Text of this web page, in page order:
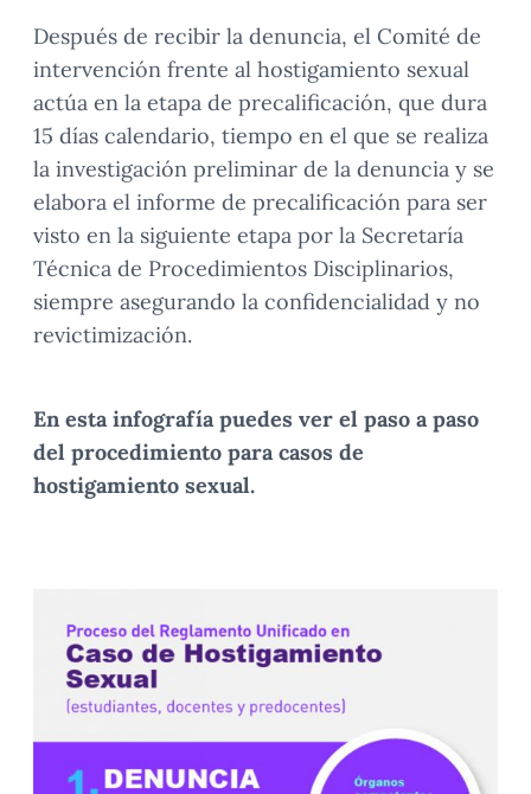
Después de recibir la denuncia, el Comité de
intervención frente al hostigamiento sexual
actúa en la etapa de precalificación, que dura
15 días calendario, tiempo en el que se realiza
la investigación preliminar de la denuncia y se
elabora el informe de precalificación para ser
visto en la siguiente etapa por la Secretaría
Técnica de Procedimientos Disciplinarios,
siempre asegurando la confidencialidad y no
revictimización.
En esta infografía puedes ver el paso a paso
del procedimiento para casos de
hostigamiento sexual.